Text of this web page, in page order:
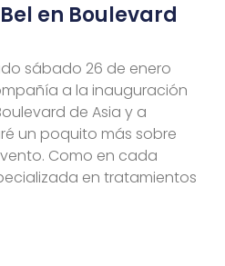
en Boulevard
sábado 26 de enero
a la inauguración
de Asia y a
un poquito más sobre
Como en cada
en tratamientos